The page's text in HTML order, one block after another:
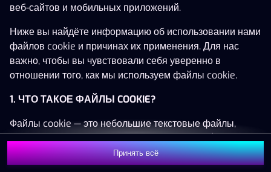
веб-сайтов и мобильных приложений.
Ниже вы найдёте информацию об использовании нами
файлов cookie и причинах их применения. Для нас
важно, чтобы вы чувствовали себя уверенно в
отношении того, как мы используем файлы cookie.
1. ЧТО ТАКОЕ ФАЙЛЫ COOKIE?
Файлы cookie — это небольшие текстовые файлы,
которые сохраняются на вашем устройстве (например,
на компьютере, мобильном телефоне или планшете)
при посещении наших веб-сайтов. Размещение
Принять всё